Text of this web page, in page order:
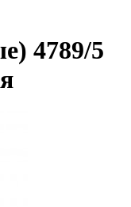
4789/5